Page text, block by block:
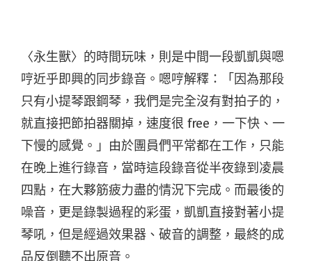
〈永生獸〉的時間玩味，則是中間一段凱凱與嗯
哼近乎即興的同步錄音。嗯哼解釋：「因為那段
只有小提琴跟鋼琴，我們是完全沒有對拍子的，
就直接把節拍器關掉，速度很 free，一下快、一
下慢的感覺。」由於團員們平常都在工作，只能
在晚上進行錄音，當時這段錄音從半夜錄到凌晨
四點，在大夥筋疲力盡的情況下完成。而最後的
噪音，更是錄製過程的彩蛋，凱凱直接對著小提
琴吼，但是經過效果器、破音的調整，最終的成
品反倒聽不出原音。